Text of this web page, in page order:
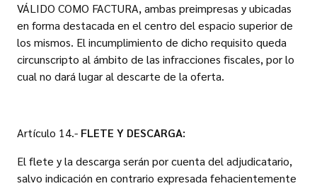
VÁLIDO COMO FACTURA, ambas preimpresas y ubicadas
en forma destacada en el centro del espacio superior de
los mismos. El incumplimiento de dicho requisito queda
circunscripto al ámbito de las infracciones fiscales, por lo
cual no dará lugar al descarte de la oferta.
Artículo 14.- FLETE Y DESCARGA:
El flete y la descarga serán por cuenta del adjudicatario,
salvo indicación en contrario expresada fehacientemente